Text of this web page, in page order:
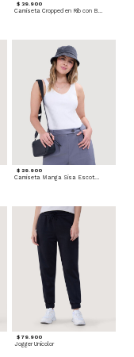
$ 39.900
Camiseta Cropped en Rib con Botones
$ 29.900
Camiseta Manga Sisa Escotada
$ 79.900
Jogger Unicolor